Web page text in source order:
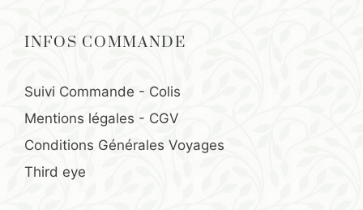
INFOS COMMANDE
Suivi Commande - Colis
Mentions légales - CGV
Conditions Générales Voyages
Third eye